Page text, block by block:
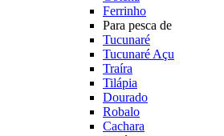
Ferrinho
Para pesca de
Tucunaré
Tucunaré Açu
Traíra
Tilápia
Dourado
Robalo
Cachara